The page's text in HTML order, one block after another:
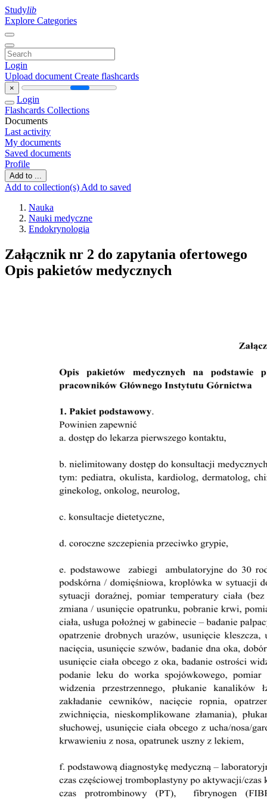
Studylib
Explore Categories
Login
Upload document Create flashcards
×
Login
Flashcards Collections
Documents
Last activity
My documents
Saved documents
Profile
Add to ...
Add to collection(s) Add to saved
Nauka
Nauki medyczne
Endokrynologia
Załącznik nr 2 do zapytania ofertowego
Opis pakietów medycznych